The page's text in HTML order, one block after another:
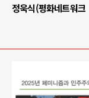
정욱식(평화네트워크